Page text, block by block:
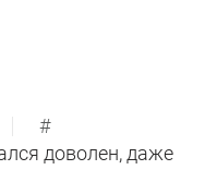
#
доволен, даже